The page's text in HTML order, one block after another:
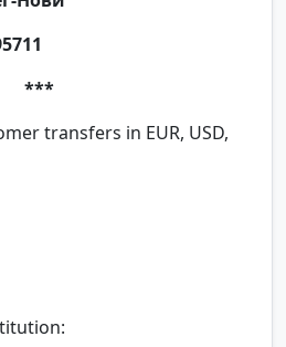
***
transfers in EUR, USD,